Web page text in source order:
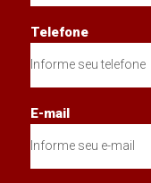
Telefone
E-mail